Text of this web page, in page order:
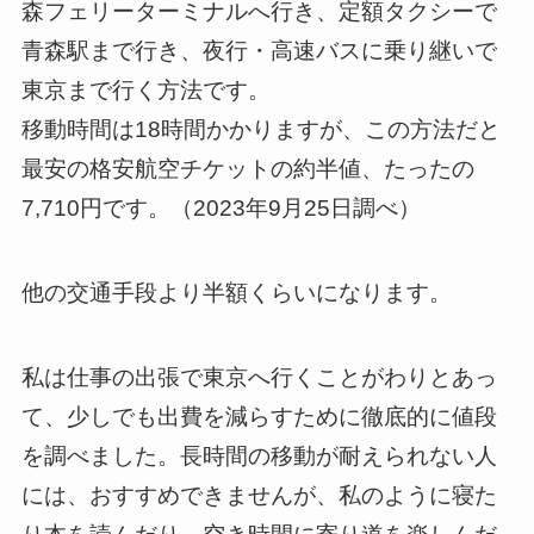
森フェリーターミナルへ行き、定額タクシーで
青森駅まで行き、夜行・高速バスに乗り継いで
東京まで行く方法です。
移動時間は18時間かかりますが、この方法だと
最安の格安航空チケットの約半値、たったの
7,710円です。（2023年9月25日調べ）
他の交通手段より半額くらいになります。
私は仕事の出張で東京へ行くことがわりとあっ
て、少しでも出費を減らすために徹底的に値段
を調べました。長時間の移動が耐えられない人
には、おすすめできませんが、私のように寝た